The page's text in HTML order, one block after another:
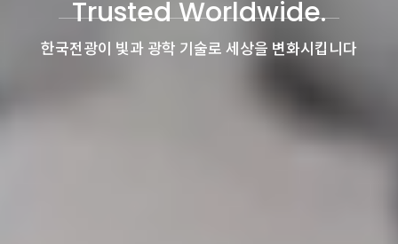
Precision Optics
초정밀 광학의 미래를 창조하는 기업